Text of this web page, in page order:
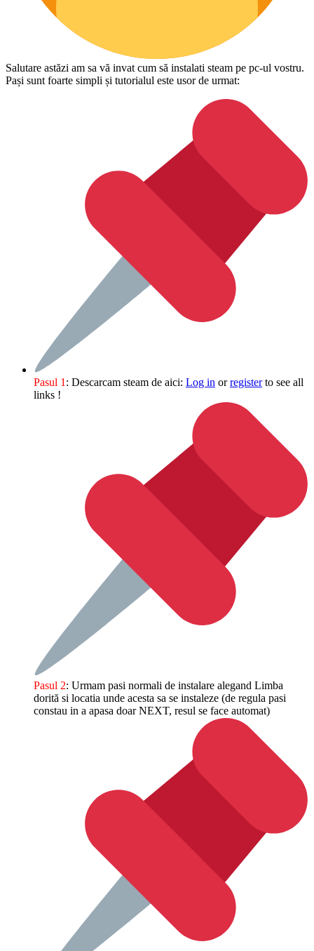
Salutare astăzi am sa vă invat cum să instalati steam pe pc-ul vostru.
Pași sunt foarte simpli și tutorialul este usor de urmat:
Pasul 1 : Descarcam steam de aici: Log in orregisterto see all
links !
Pasul 2: Urmam pasi normali de instalare alegand Limba
dorită si locatia unde acesta sa se instaleze (de regula pasi
constau in a apasa doar NEXT, resul se face automat)